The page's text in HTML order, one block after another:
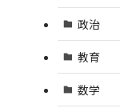
政治
教育
数学